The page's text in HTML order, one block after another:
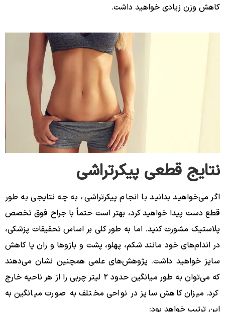
کاهش وزن زیادی خواهید داشت.
نتایج قطعی پیکرتراشی
اگر می‌خواهید بدانید با انجام پیکرتراشی، به چه نتایجی به طور
قطع دست پیدا خواهید کرد، بهتر است حتماً با جراح فوق تخصص
پلاستیک مشورت کنید. اما به طور کلی بر اساس تحقیقات پزشکی،
در اندام‌های خود مانند شکم، پهلو، پشت و بازوها و ران پا کاهش
سایز خواهید داشت. پژوهش‌های علمی همچنین نشان می‌دهند
که می‌توان به طور میانگین حدود ۲ لیتر چربی را از هر ناحیه خارج
کرد. میزان کاهش سایز در نواحی مختلف به صورت میانگین به
این ترتیب خواهد بود: